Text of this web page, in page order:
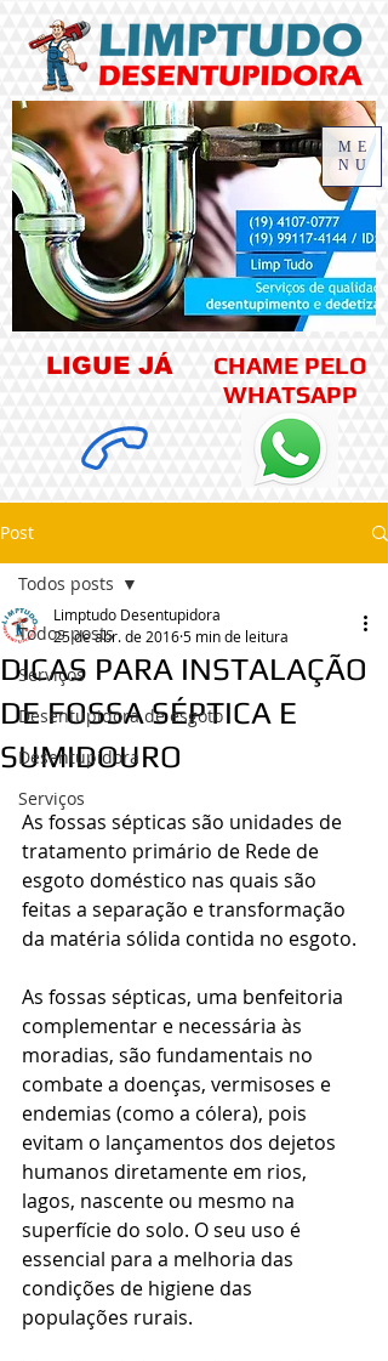
CHAME PELO
WHATSAPP
LIGUE JÁ
ME
NU
Post
Todos posts
Serviços
Desentupidora de esgoto
Desentupidora
Serviços
Todos posts
DICAS PARA INSTALAÇÃO
DE FOSSA SÉPTICA E
SUMIDOURO
Limptudo Desentupidora
25 de abr. de 20165 min de leitura
As fossas sépticas são unidades de
tratamento primário de Rede de
esgoto doméstico nas quais são
feitas a separação e transformação
da matéria sólida contida no esgoto.
As fossas sépticas, uma benfeitoria
complementar e necessária às
moradias, são fundamentais no
combate a doenças, vermisoses e
endemias (como a cólera), pois
evitam o lançamentos dos dejetos
humanos diretamente em rios,
lagos, nascente ou mesmo na
superfície do solo. O seu uso é
essencial para a melhoria das
condições de higiene das
populações rurais.